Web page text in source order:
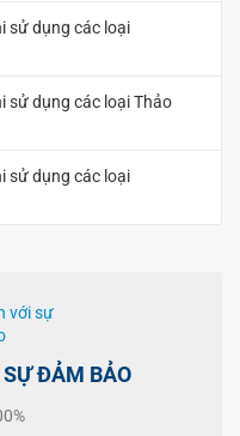
sử dụng các loại
sử dụng các loại Thảo
sử dụng các loại
ĐẢM BẢO